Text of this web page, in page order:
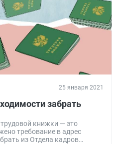
25 января 2021
забрать
книжки — это
требование в адрес
из Отдела кадров